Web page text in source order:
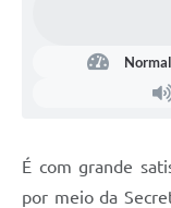
É com grande
por meio da